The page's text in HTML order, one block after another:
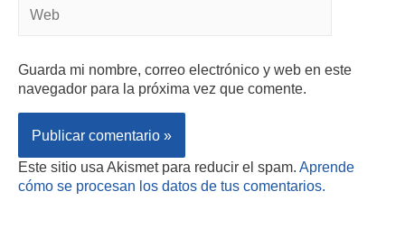
Guarda mi nombre, correo electrónico y web en este
navegador para la próxima vez que comente.
Este sitio usa Akismet para reducir el spam. Aprende
cómo se procesan los datos de tus comentarios.